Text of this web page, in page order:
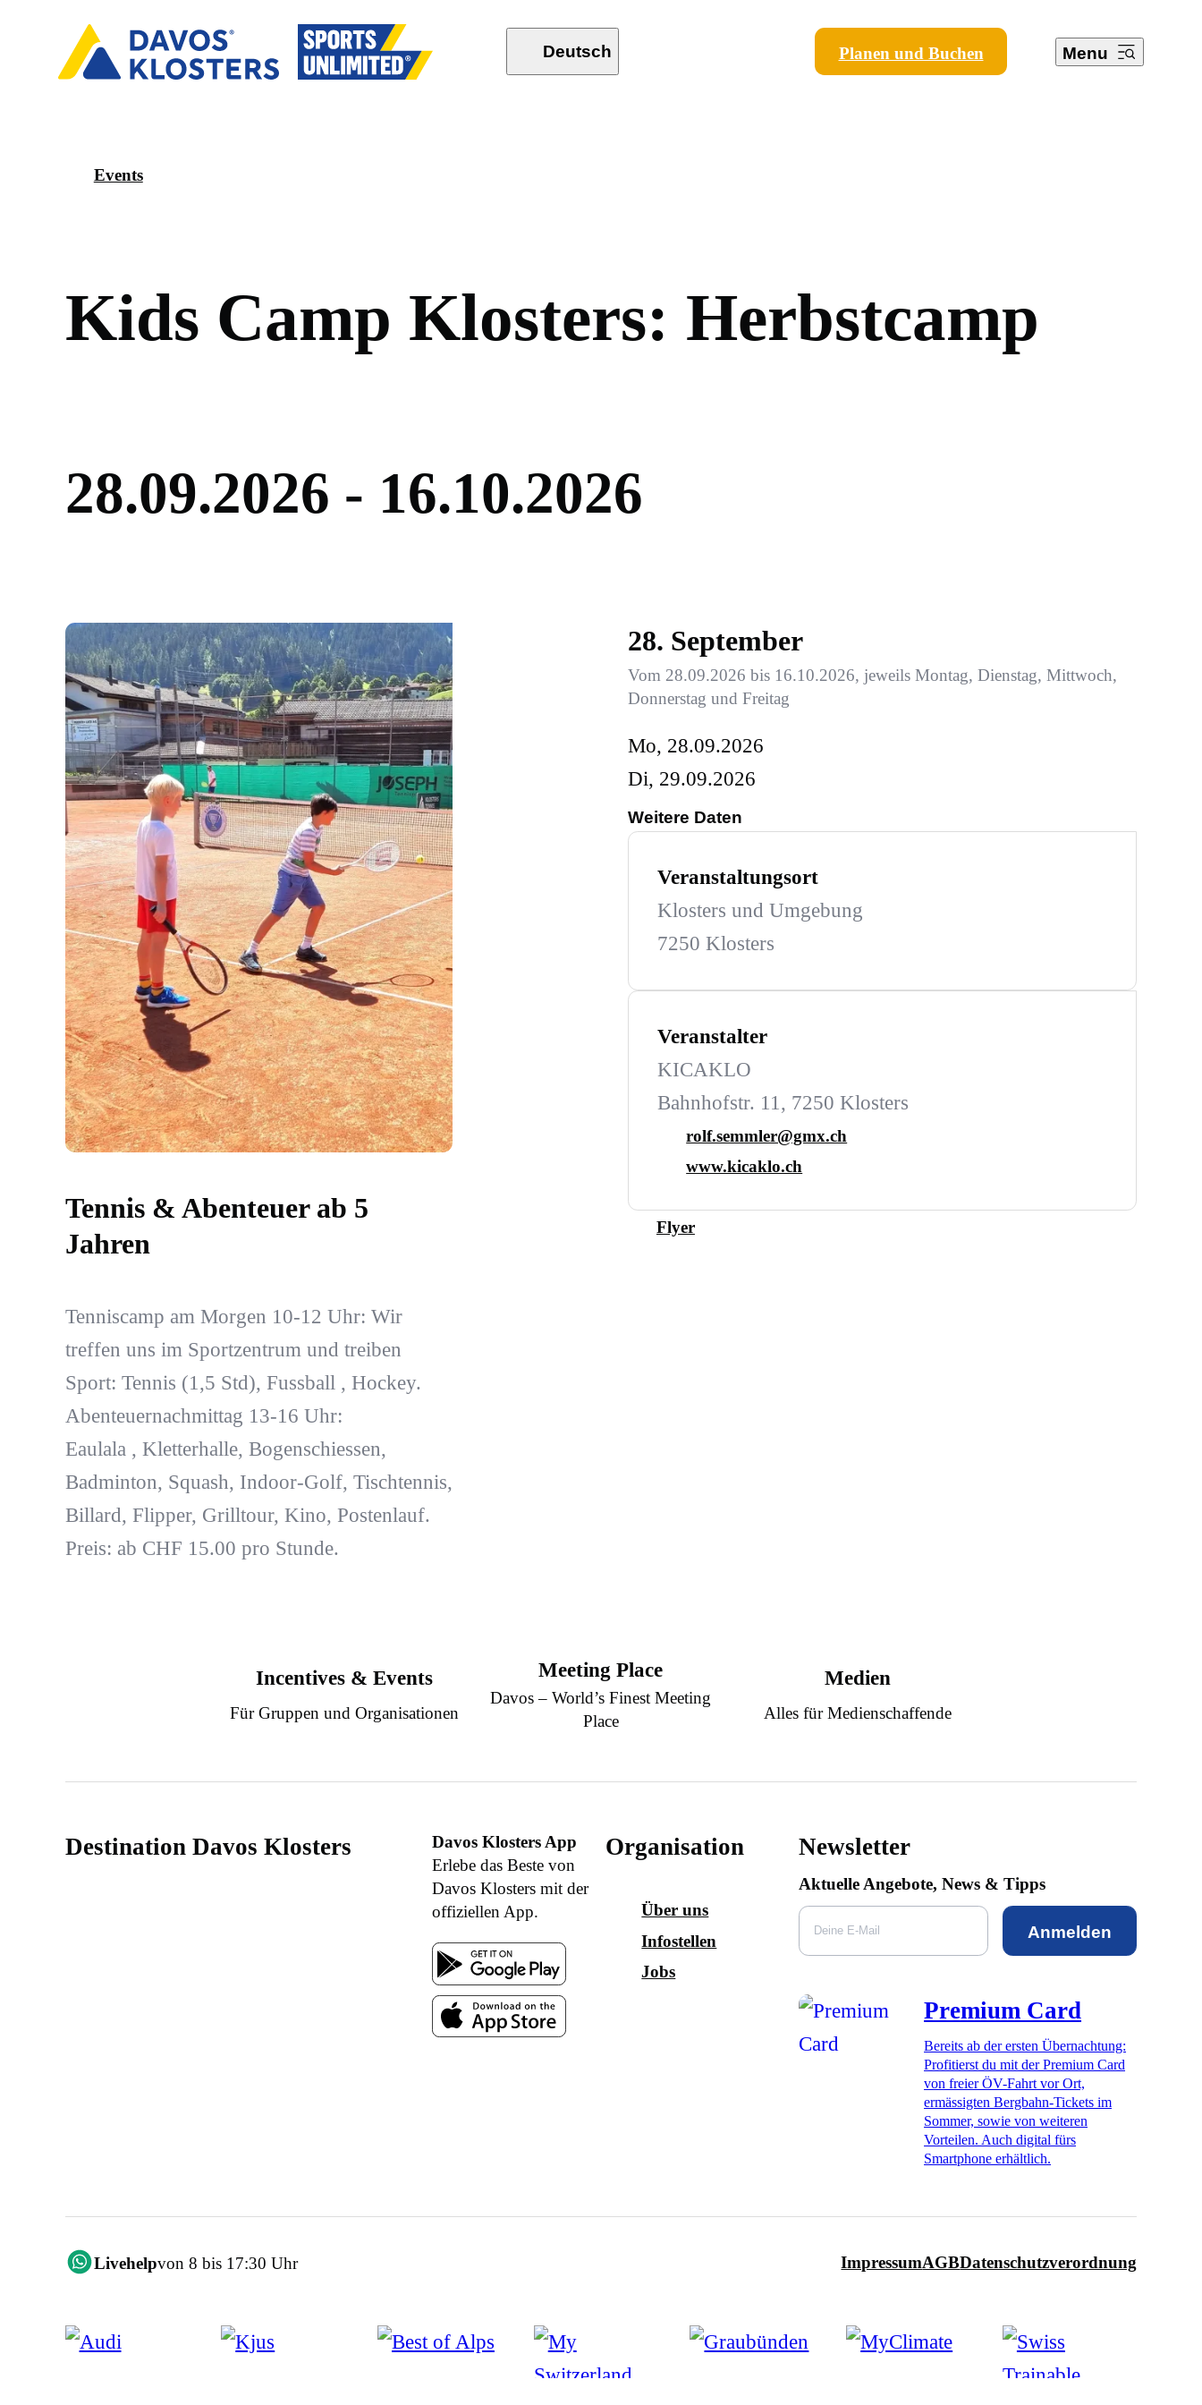
Deutsch Planen und Buchen Menu
Events
Kids Camp Klosters: Herbstcamp
28.09.2026 - 16.10.2026
Tennis & Abenteuer ab 5
Jahren
Tenniscamp am Morgen 10-12 Uhr: Wir
treffen uns im Sportzentrum und treiben
Sport: Tennis (1,5 Std), Fussball , Hockey.
Abenteuernachmittag 13-16 Uhr:
Eaulala , Kletterhalle, Bogenschiessen,
Badminton, Squash, Indoor-Golf, Tischtennis,
Billard, Flipper, Grilltour, Kino, Postenlauf.
Preis: ab CHF 15.00 pro Stunde.
28. September
Vom 28.09.2026 bis 16.10.2026, jeweils Montag, Dienstag, Mittwoch,
Donnerstag und Freitag
Mo, 28.09.2026
Di, 29.09.2026
Weitere Daten
Veranstaltungsort
Klosters und Umgebung
7250 Klosters
Veranstalter
KICAKLO
Bahnhofstr. 11, 7250 Klosters
rolf.semmler@gmx.ch
www.kicaklo.ch
Flyer
Incentives & Events
Für Gruppen und Organisationen
Meeting Place
Davos – World’s Finest Meeting
Place
Medien
Alles für Medienschaffende
Destination Davos Klosters
Davos Klosters App
Erlebe das Beste von
Davos Klosters mit der
offiziellen App.
Organisation
Über uns
Infostellen
Jobs
Newsletter
Aktuelle Angebote, News & Tipps
Anmelden
Premium Card
Bereits ab der ersten Übernachtung:
Profitierst du mit der Premium Card
von freier ÖV-Fahrt vor Ort,
ermässigten Bergbahn-Tickets im
Sommer, sowie von weiteren
Vorteilen. Auch digital fürs
Smartphone erhältlich.
Livehelpvon 8 bis 17:30 Uhr ImpressumAGBDatenschutzverordnung